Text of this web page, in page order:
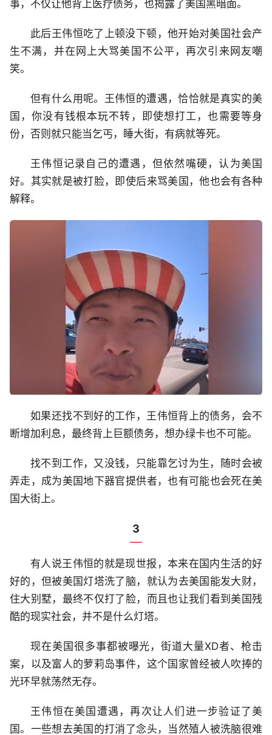
事，不仅让他背上医疗债务，也揭露了美国黑暗面。
此后王伟恒吃了上顿没下顿，他开始对美国社会产
生不满，并在网上大骂美国不公平，再次引来网友嘲
笑。
但有什么用呢。王伟恒的遭遇，恰恰就是真实的美
国，你没有钱根本玩不转，即使想打工，也需要等身
份，否则就只能当乞丐，睡大街，有病就等死。
王伟恒记录自己的遭遇，但依然嘴硬，认为美国
好。其实就是被打脸，即使后来骂美国，他也会有各种
解释。
如果还找不到好的工作，王伟恒背上的债务，会不
断增加利息，最终背上巨额债务，想办绿卡也不可能。
找不到工作，又没钱，只能靠乞讨为生，随时会被
弄走，成为美国地下器官提供者，也有可能也会死在美
国大街上。
3
有人说王伟恒的就是现世报，本来在国内生活的好
好的，但被美国灯塔洗了脑，就认为去美国能发大财，
住大别墅，最终不仅打了脸，而且也让我们看到美国残
酷的现实社会，并不是什么灯塔。
现在美国很多事都被曝光，街道大量XD者、枪击
案，以及富人的萝莉岛事件，这个国家曾经被人吹捧的
光环早就荡然无存。
王伟恒在美国遭遇，再次让人们进一步验证了美
国。一些想去美国的打消了念头，当然殖人被洗脑很难